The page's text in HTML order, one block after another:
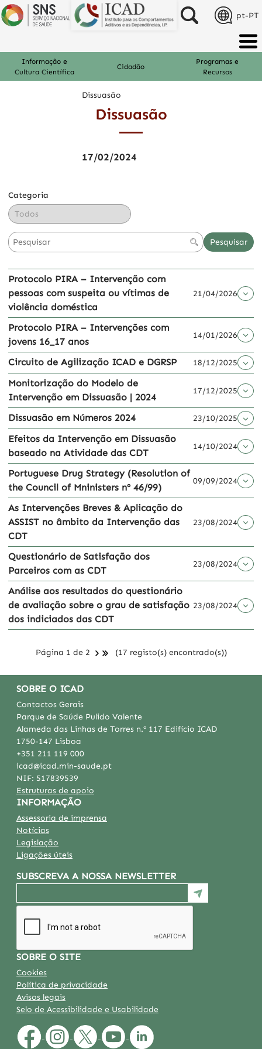
pt-PT
Informação e
Cultura Científica
Cidadão
Programas e
Recursos
Dissuasão
Dissuasão
17/02/2024
Categoria
Pesquisar
Protocolo PIRA – Intervenção com
pessoas com suspeita ou vítimas de
violência doméstica
21/04/2026
Protocolo PIRA – Intervenções com
jovens 16_17 anos
14/01/2026
Circuito de Agilização ICAD e DGRSP 18/12/2025
Monitorização do Modelo de
Intervenção em Dissuasão | 2024
17/12/2025
Dissuasão em Números 2024 23/10/2025
Efeitos da Intervenção em Dissuasão
baseado na Atividade das CDT
14/10/2024
Portuguese Drug Strategy (Resolution of
the Council of Mninisters nº 46/99)
09/09/2024
As Intervenções Breves & Aplicação do
ASSIST no âmbito da Intervenção das
CDT
23/08/2024
Questionário de Satisfação dos
Parceiros com as CDT
23/08/2024
Análise aos resultados do questionário
de avaliação sobre o grau de satisfação
dos indiciados das CDT
23/08/2024
Página 1 de 2 (17 registo(s) encontrado(s))
SOBRE O ICAD
Contactos Gerais
Parque de Saúde Pulido Valente
Alameda das Linhas de Torres n.º 117 Edifício ICAD
1750-147 Lisboa
+351 211 119 000
icad@icad.min-saude.pt
NIF: 517839539
Estruturas de apoio
INFORMAÇÃO
Assessoria de imprensa
Notícias
Legislação
Ligações úteis
SUBSCREVA A NOSSA NEWSLETTER
SOBRE O SITE
Cookies
Política de privacidade
Avisos legais
Selo de Acessibilidade e Usabilidade